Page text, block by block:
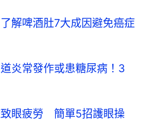
解啤酒肚7大成因避免癌症
炎常發作或患糖尿病！3
致眼疲勞 簡單5招護眼操